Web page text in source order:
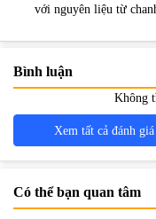
với nguyên liệu từ
Bình luận
Không
Xem tất cả đánh giá
Có thể bạn quan tâm